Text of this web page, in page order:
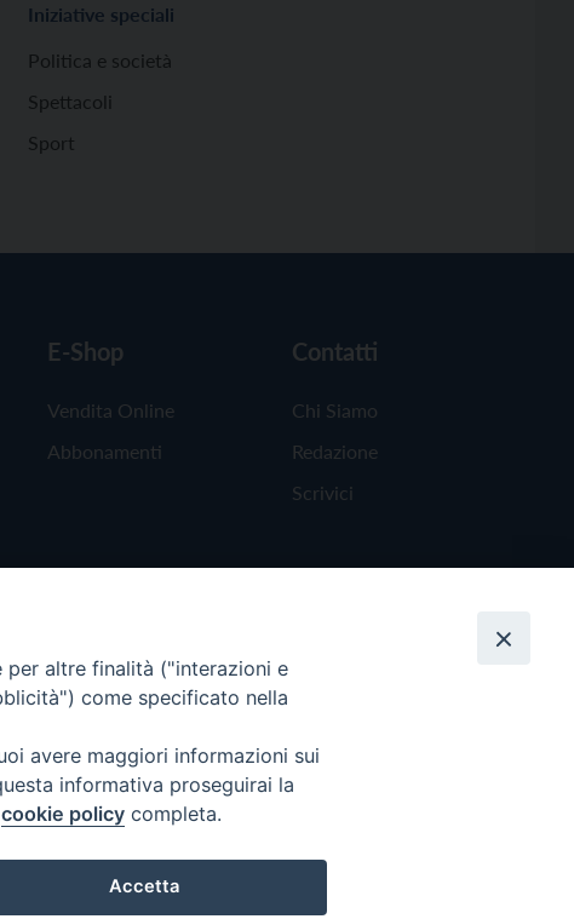
Iniziative speciali
Politica e società
Spettacoli
Sport
E-Shop
Vendita Online
Abbonamenti
Contatti
Chi Siamo
Redazione
Scrivici
altre finalità ("interazioni e
come specificato nella
avere maggiori informazioni sui
informativa proseguirai la
cookie policy completa.
Accetta